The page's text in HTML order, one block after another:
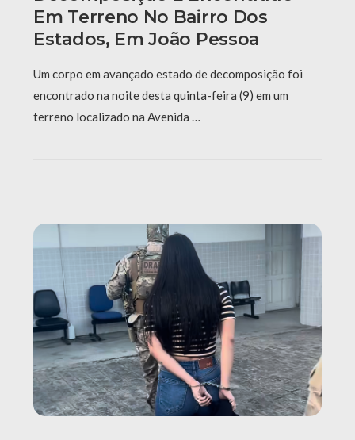
Em Terreno No Bairro Dos
Estados, Em João Pessoa
Um corpo em avançado estado de decomposição foi
encontrado na noite desta quinta-feira (9) em um
terreno localizado na Avenida …